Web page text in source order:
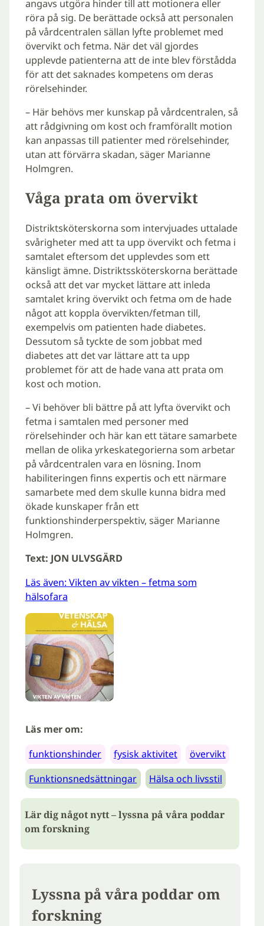
angavs utgöra hinder till att motionera eller
röra på sig. De berättade också att personalen
på vårdcentralen sällan lyfte problemet med
övervikt och fetma. När det väl gjordes
upplevde patienterna att de inte blev förstådda
för att det saknades kompetens om deras
rörelsehinder.
– Här behövs mer kunskap på vårdcentralen, så
att rådgivning om kost och framförallt motion
kan anpassas till patienter med rörelsehinder,
utan att förvärra skadan, säger Marianne
Holmgren.
Våga prata om övervikt
Distriktsköterskorna som intervjuades uttalade
svårigheter med att ta upp övervikt och fetma i
samtalet eftersom det upplevdes som ett
känsligt ämne. Distriktssköterskorna berättade
också att det var mycket lättare att inleda
samtalet kring övervikt och fetma om de hade
något att koppla övervikten/fetman till,
exempelvis om patienten hade diabetes.
Dessutom så tyckte de som jobbat med
diabetes att det var lättare att ta upp
problemet för att de hade vana att prata om
kost och motion.
– Vi behöver bli bättre på att lyfta övervikt och
fetma i samtalen med personer med
rörelsehinder och här kan ett tätare samarbete
mellan de olika yrkeskategorierna som arbetar
på vårdcentralen vara en lösning. Inom
habiliteringen finns expertis och ett närmare
samarbete med dem skulle kunna bidra med
ökade kunskaper från ett
funktionshinderperspektiv, säger Marianne
Holmgren.
Text: JON ULVSGÄRD
Läs även: Vikten av vikten – fetma som
hälsofara
Läs mer om:
funktionshinder
fysisk aktivitet
övervikt
Funktionsnedsättningar
Hälsa och livsstil
Lär dig något nytt – lyssna på våra poddar
om forskning
Lyssna på våra poddar om
forskning